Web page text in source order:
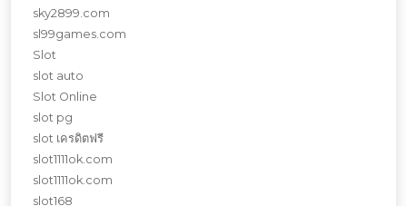
sky2899.com
sl99games.com
Slot
slot auto
Slot Online
slot pg
slot เครดิตฟรี
slot1111ok.com
slot1111ok.com
slot168